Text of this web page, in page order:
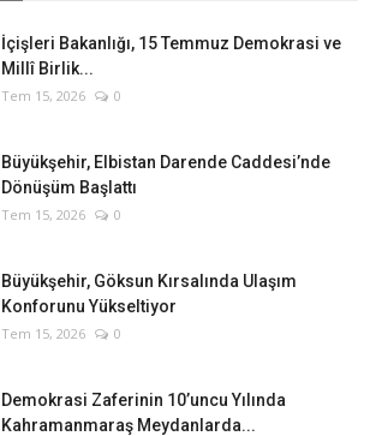
İçişleri Bakanlığı, 15 Temmuz Demokrasi ve
Millî Birlik...
Tem 15, 2026 0
Büyükşehir, Elbistan Darende Caddesi’nde
Dönüşüm Başlattı
Tem 15, 2026 0
Büyükşehir, Göksun Kırsalında Ulaşım
Konforunu Yükseltiyor
Tem 15, 2026 0
Demokrasi Zaferinin 10’uncu Yılında
Kahramanmaraş Meydanlarda...